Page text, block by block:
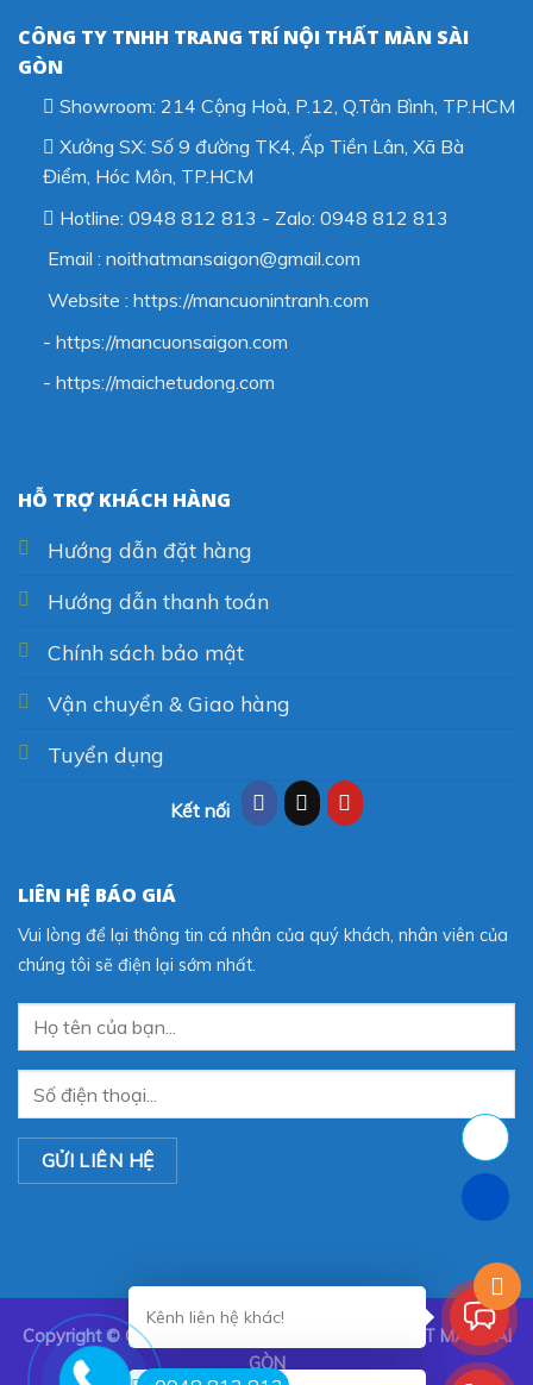
CÔNG TY TNHH TRANG TRÍ NỘI THẤT MÀN SÀI
GÒN
Showroom: 214 Cộng Hoà, P.12, Q.Tân Bình, TP.HCM
Xưởng SX: Số 9 đường TK4, Ấp Tiền Lân, Xã Bà
Điểm, Hóc Môn, TP.HCM
Hotline: 0948 812 813 - Zalo: 0948 812 813
Email : noithatmansaigon@gmail.com
Website : https://mancuonintranh.com
- https://mancuonsaigon.com
- https://maichetudong.com
HỖ TRỢ KHÁCH HÀNG
Hướng dẫn đặt hàng
Hướng dẫn thanh toán
Chính sách bảo mật
Vận chuyển & Giao hàng
Tuyển dụng
Kết nối
LIÊN HỆ BÁO GIÁ
Vui lòng để lại thông tin cá nhân của quý khách, nhân viên của
chúng tôi sẽ điện lại sớm nhất.
Copyright © CÔNG TY TNHH TRANG TRÍ NỘI THẤT MÀN SÀI
GÒN
Kênh liên hệ khác!